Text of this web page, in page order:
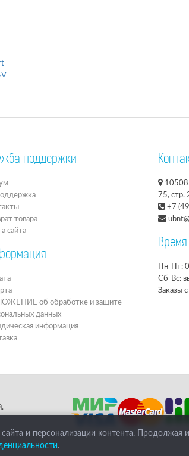
поддержки
товара
сайта
об обработке и защите
данных
информация
75, стр.
+7
Пн-Пт:
Сб-Вс:
Заказы
и персонализации контента. Продолжая
.